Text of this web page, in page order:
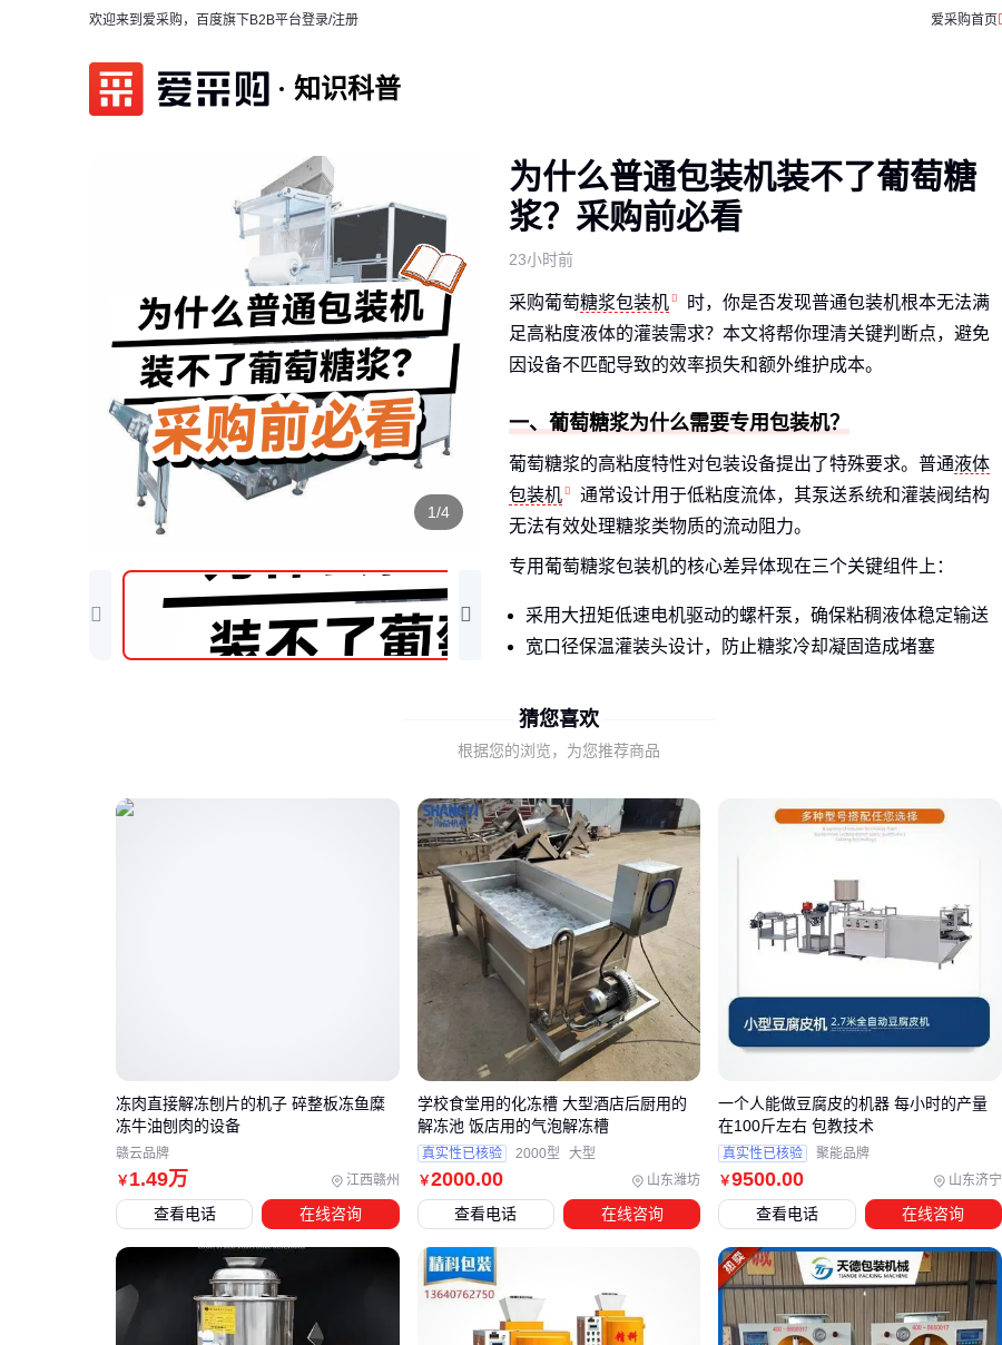
欢迎来到爱采购，百度旗下B2B平台登录/注册 爱采购首页
知识科普
1/4
为什么普通包装机装不了葡萄糖
浆？采购前必看
23小时前
采购葡萄糖浆包装机
时，你是否发现普通包装机根本无法满
足高粘度液体的灌装需求？本文将帮你理清关键判断点，避免
因设备不匹配导致的效率损失和额外维护成本。
一、葡萄糖浆为什么需要专用包装机？
葡萄糖浆的高粘度特性对包装设备提出了特殊要求。普通液体
包装机
通常设计用于低粘度流体，其泵送系统和灌装阀结构
无法有效处理糖浆类物质的流动阻力。
专用葡萄糖浆包装机的核心差异体现在三个关键组件上：
采用大扭矩低速电机驱动的螺杆泵，确保粘稠液体稳定输送
宽口径保温灌装头设计，防止糖浆冷却凝固造成堵塞
这些针对性设计直接决定了设备能否长期稳定运行。若强行使
用通用机型，不仅灌装精度难以保证，频繁的停机清理还会大
二、选购葡萄糖浆包装机最易忽视的三大因素
除了基本灌装功能外，葡萄糖浆包装机的实际表现往往取决于
以下容易被低估的细节：
温度维持能力：糖浆粘度随温度变化显著，设备需具备稳定
的加热保温系统
清洁便捷性：残留糖分易滋生微生物，快拆式流道设计能大
幅减少卫生死角
材料兼容性：长期接触高糖环境要求所有接触部件具备防腐
蚀特性
这些特性在短期试机时可能不明显，但会显著影响设备的使用
寿命和综合成本。采购时应当要求供应商提供针对高粘度液体
的专项测试报告。
三、高粘度葡萄糖浆包装的替代方案有哪些？
当标准液体包装机无法满足葡萄糖浆的高粘度特性时，可以考
猜您喜欢
根据您的浏览，为您推荐商品
￥ 1.49万 江西赣州
冻肉直接解冻刨片的机子 碎整板冻鱼糜
冻牛油刨肉的设备
赣云品牌
查看电话 在线咨询
￥2000.00 山东潍坊
学校食堂用的化冻槽 大型酒店后厨用的
解冻池 饭店用的气泡解冻槽
真实性已核验 2000型 大型
查看电话 在线咨询
￥9500.00 山东济宁
一个人能做豆腐皮的机器 每小时的产量
在100斤左右 包教技术
真实性已核验 聚能品牌
查看电话 在线咨询